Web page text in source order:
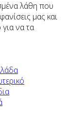
λάθη που
μας και
να τα